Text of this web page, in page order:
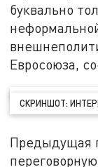
буквально
Евросоюза,
СКРИНШОТ:
Предыдущая